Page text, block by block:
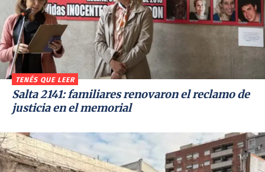
TENÉS QUE LEER
Salta 2141: familiares renovaron el reclamo de
justicia en el memorial